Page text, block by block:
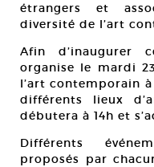
étrangers et
diversité de l’art
Afin d’inaugurer
organise le mardi
l’art contemporain
différents lieux
débutera à 14h et
Différents
proposés par